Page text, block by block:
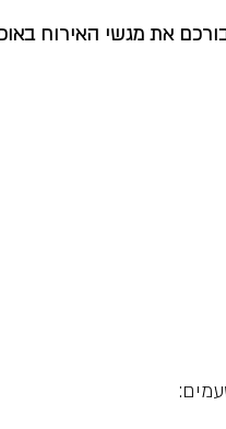
את מגשי האירוח